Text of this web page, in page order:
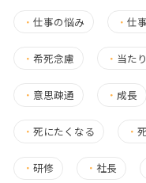
・ 仕事の悩み ・仕
・ 希死念慮 ・ 当た
・ 意思疎通 ・成長
・ 死にたくなる ・
・ 研修 ・社長